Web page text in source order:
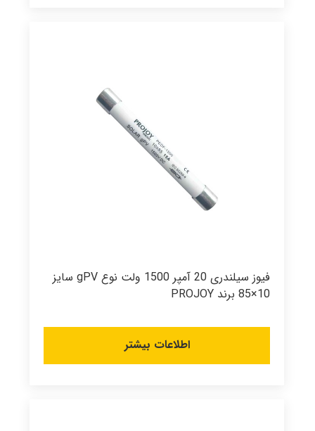
فیوز سیلندری 20 آمپر 1500 ولت نوع gPV سایز
10×85 برند PROJOY
اطلاعات بیشتر